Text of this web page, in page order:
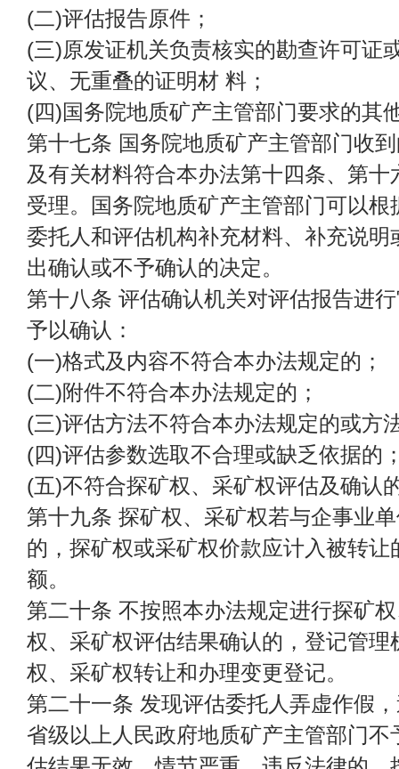
(二)评估报告原件；
(三)原发证机关负责核实的勘查许可证
议、无重叠的证明材 料；
(四)国务院地质矿产主管部门要求的其
第十七条 国务院地质矿产主管部门收
及有关材料符合本办法第十四条、第
受理。国务院地质矿产主管部门可以
委托人和评估机构补充材料、补充说
出确认或不予确认的决定。
第十八条 评估确认机关对评估报告进
予以确认：
(一)格式及内容不符合本办法规定的；
(二)附件不符合本办法规定的；
(三)评估方法不符合本办法规定的或方
(四)评估参数选取不合理或缺乏依据的
(五)不符合探矿权、采矿权评估及确认
第十九条 探矿权、采矿权若与企事业
的，探矿权或采矿权价款应计入被转
额。
第二十条 不按照本办法规定进行探矿
权、采矿权评估结果确认的，登记管理
权、采矿权转让和办理变更登记。
第二十一条 发现评估委托人弄虚作假
省级以上人民政府地质矿产主管部门